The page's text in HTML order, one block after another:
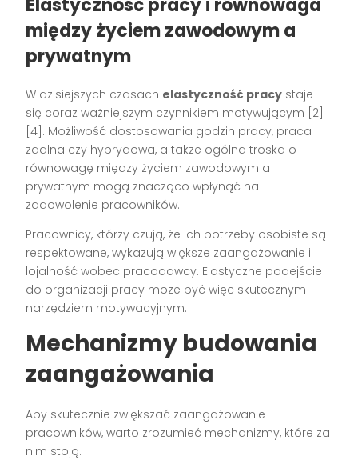
Elastyczność pracy i równowaga
między życiem zawodowym a
prywatnym
W dzisiejszych czasach elastyczność pracy staje
się coraz ważniejszym czynnikiem motywującym [2]
[4]. Możliwość dostosowania godzin pracy, praca
zdalna czy hybrydowa, a także ogólna troska o
równowagę między życiem zawodowym a
prywatnym mogą znacząco wpłynąć na
zadowolenie pracowników.
Pracownicy, którzy czują, że ich potrzeby osobiste są
respektowane, wykazują większe zaangażowanie i
lojalność wobec pracodawcy. Elastyczne podejście
do organizacji pracy może być więc skutecznym
narzędziem motywacyjnym.
Mechanizmy budowania
zaangażowania
Aby skutecznie zwiększać zaangażowanie
pracowników, warto zrozumieć mechanizmy, które za
nim stoją.